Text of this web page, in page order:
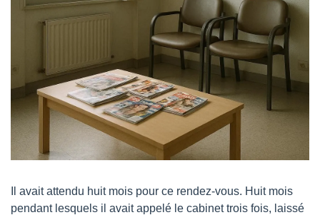
Il avait attendu huit mois pour ce rendez-vous. Huit mois
pendant lesquels il avait appelé le cabinet trois fois, laissé